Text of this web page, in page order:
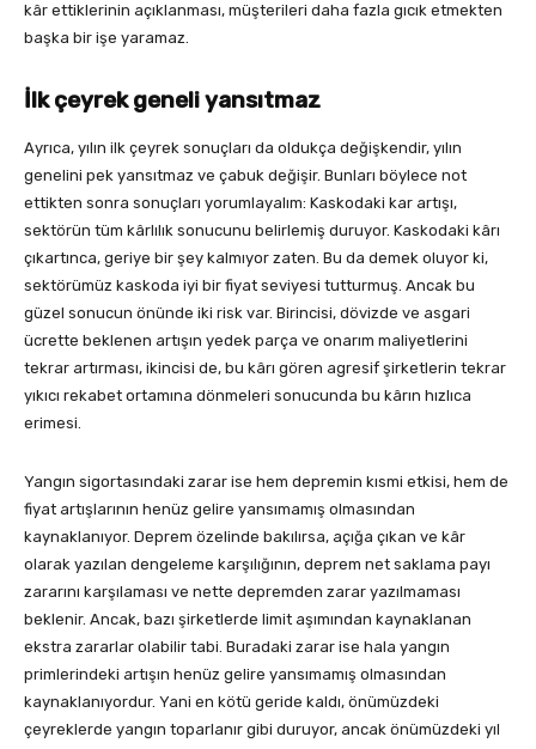
kâr ettiklerinin açıklanması, müşterileri daha fazla gıcık etmekten
başka bir işe yaramaz.
İlk çeyrek geneli yansıtmaz
Ayrıca, yılın ilk çeyrek sonuçları da oldukça değişkendir, yılın
genelini pek yansıtmaz ve çabuk değişir. Bunları böylece not
ettikten sonra sonuçları yorumlayalım: Kaskodaki kar artışı,
sektörün tüm kârlılık sonucunu belirlemiş duruyor. Kaskodaki kârı
çıkartınca, geriye bir şey kalmıyor zaten. Bu da demek oluyor ki,
sektörümüz kaskoda iyi bir fiyat seviyesi tutturmuş. Ancak bu
güzel sonucun önünde iki risk var. Birincisi, dövizde ve asgari
ücrette beklenen artışın yedek parça ve onarım maliyetlerini
tekrar artırması, ikincisi de, bu kârı gören agresif şirketlerin tekrar
yıkıcı rekabet ortamına dönmeleri sonucunda bu kârın hızlıca
erimesi.
Yangın sigortasındaki zarar ise hem depremin kısmi etkisi, hem de
fiyat artışlarının henüz gelire yansımamış olmasından
kaynaklanıyor. Deprem özelinde bakılırsa, açığa çıkan ve kâr
olarak yazılan dengeleme karşılığının, deprem net saklama payı
zararını karşılaması ve nette depremden zarar yazılmaması
beklenir. Ancak, bazı şirketlerde limit aşımından kaynaklanan
ekstra zararlar olabilir tabi. Buradaki zarar ise hala yangın
primlerindeki artışın henüz gelire yansımamış olmasından
kaynaklanıyordur. Yani en kötü geride kaldı, önümüzdeki
çeyreklerde yangın toparlanır gibi duruyor, ancak önümüzdeki yıl